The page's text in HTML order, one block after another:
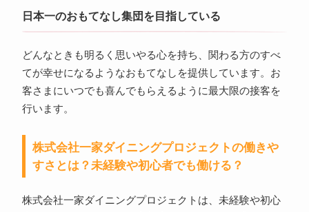
日本一のおもてなし集団を目指している
どんなときも明るく思いやる心を持ち、関わる方のすべ
てが幸せになるようなおもてなしを提供しています。お
客さまにいつでも喜んでもらえるように最大限の接客を
行います。
株式会社一家ダイニングプロジェクトの働きや
すさとは？未経験や初心者でも働ける？
株式会社一家ダイニングプロジェクトは、未経験や初心